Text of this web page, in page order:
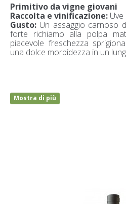
Primitivo da vigne giovani
Raccolta e vinificazione:
Gusto: Un assaggio carnoso
forte richiamo alla polpa
piacevole freschezza
una dolce morbidezza in un
Mostra di più